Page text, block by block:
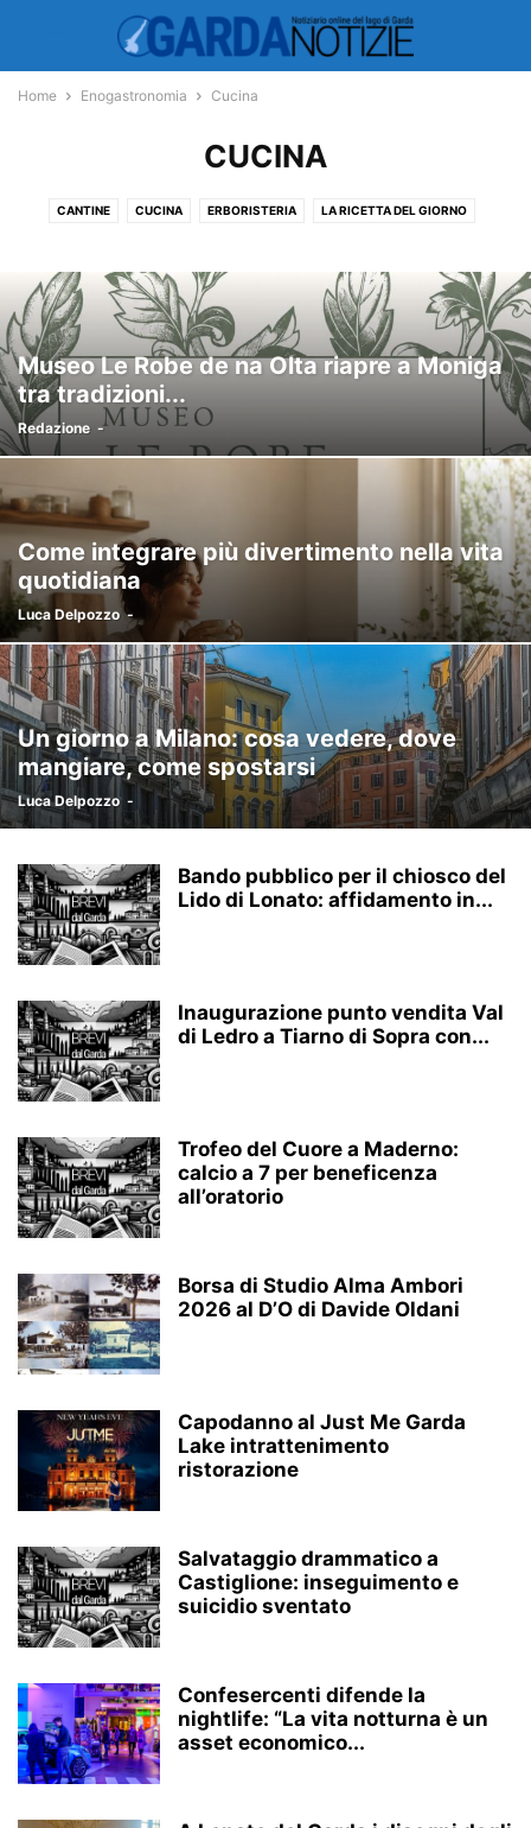
Home Enogastronomia Cucina
CUCINA
CANTINE CUCINA ERBORISTERIA LA RICETTA DEL GIORNO
Museo Le Robe de na Olta riapre a Moniga
tra tradizioni...
Redazione -
Come integrare più divertimento nella vita
quotidiana
Luca Delpozzo -
Un giorno a Milano: cosa vedere, dove
mangiare, come spostarsi
Luca Delpozzo -
Bando pubblico per il chiosco del
Lido di Lonato: affidamento in...
Inaugurazione punto vendita Val
di Ledro a Tiarno di Sopra con...
Trofeo del Cuore a Maderno:
calcio a 7 per beneficenza
all’oratorio
Borsa di Studio Alma Ambori
2026 al D’O di Davide Oldani
Capodanno al Just Me Garda
Lake intrattenimento
ristorazione
Salvataggio drammatico a
Castiglione: inseguimento e
suicidio sventato
Confesercenti difende la
nightlife: “La vita notturna è un
asset economico...